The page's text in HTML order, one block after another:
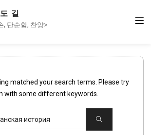
길
, 단순함, 찬양>
matched your search terms. Please try
with some different keywords.
Search